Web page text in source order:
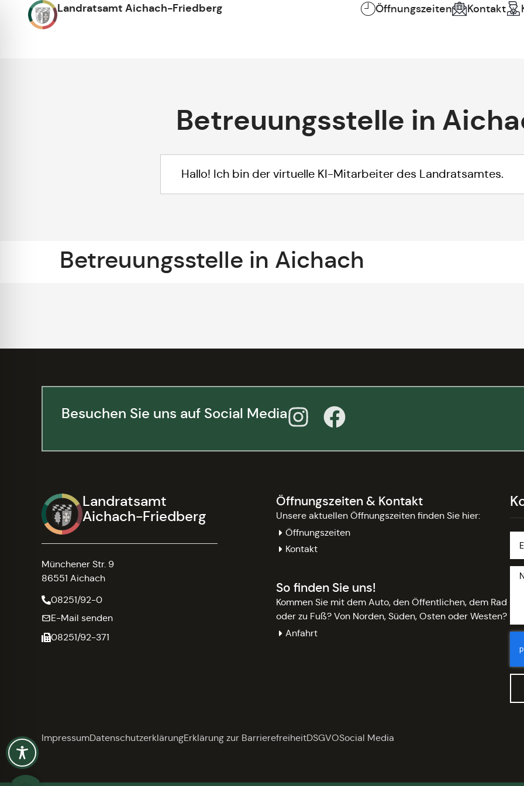
Landratsamt Aichach-Friedberg Öffnungszeiten Kontakt
Betreuungsstelle in
Betreuungsstelle in Aichach
Besuchen Sie uns auf Social Media
Landratsamt
Aichach-Friedberg
Münchener Str. 9
86551 Aichach
08251/92-0
E-Mail senden
08251/92-371
Öffnungszeiten & Kontakt
Unsere aktuellen Öffnungszeiten finden Sie hier:
Öffnungszeiten
Kontakt
So finden Sie uns!
Kommen Sie mit dem Auto, den Öffentlichen, dem Rad
oder zu Fuß? Von Norden, Süden, Osten oder Westen?
Anfahrt
ImpressumDatenschutzerklärungErklärung zur BarrierefreiheitDSGVOSocial Media